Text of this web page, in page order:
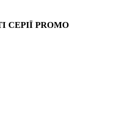
PROMO